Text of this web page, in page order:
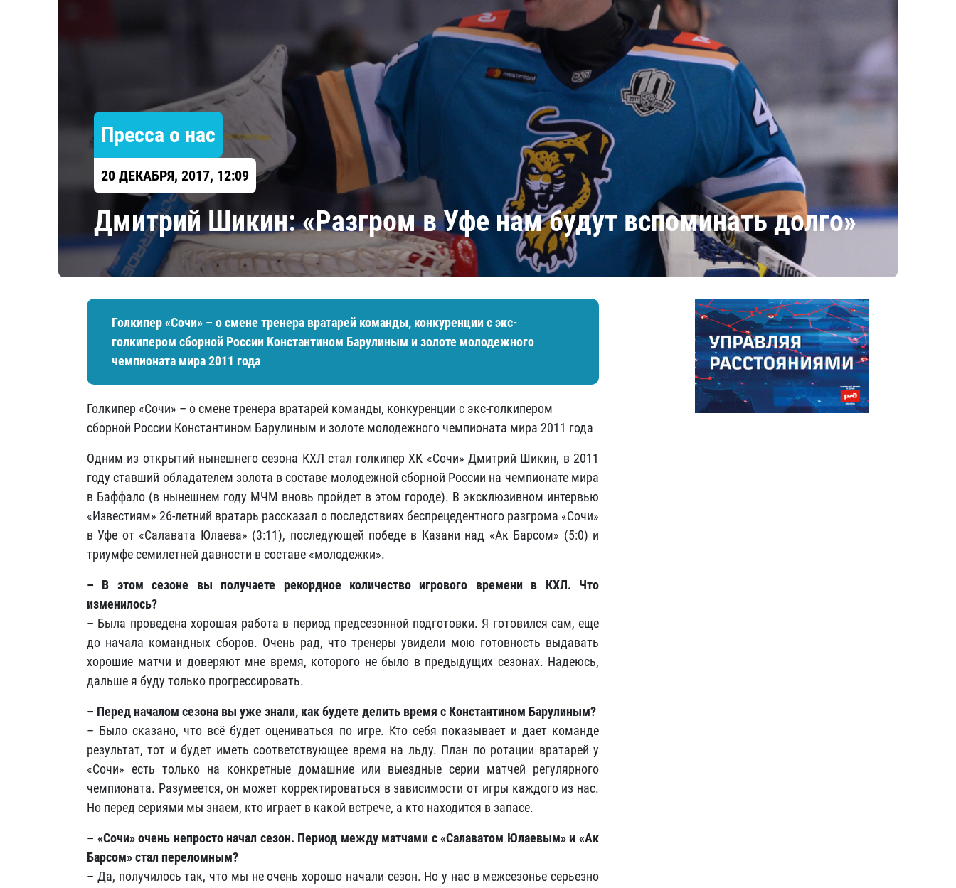
Шанхайские Драконы
Салават Юлаев
Сибирь
Пресса о нас
20 ДЕКАБРЯ, 2017, 12:09
Дмитрий Шикин: «Разгром в Уфе нам будут вспоминать долго»
Голкипер «Сочи» – о смене тренера вратарей команды, конкуренции с экс-
голкипером сборной России Константином Барулиным и золоте молодежного
чемпионата мира 2011 года
Голкипер «Сочи» – о смене тренера вратарей команды, конкуренции с экс-голкипером
сборной России Константином Барулиным и золоте молодежного чемпионата мира 2011 года
Одним из открытий нынешнего сезона КХЛ стал голкипер ХК «Сочи» Дмитрий Шикин, в 2011
году ставший обладателем золота в составе молодежной сборной России на чемпионате мира
в Баффало (в нынешнем году МЧМ вновь пройдет в этом городе). В эксклюзивном интервью
«Известиям» 26-летний вратарь рассказал о последствиях беспрецедентного разгрома «Сочи»
в Уфе от «Салавата Юлаева» (3:11), последующей победе в Казани над «Ак Барсом» (5:0) и
триумфе семилетней давности в составе «молодежки».
– В этом сезоне вы получаете рекордное количество игрового времени в КХЛ. Что
изменилось?
– Была проведена хорошая работа в период предсезонной подготовки. Я готовился сам, еще
до начала командных сборов. Очень рад, что тренеры увидели мою готовность выдавать
хорошие матчи и доверяют мне время, которого не было в предыдущих сезонах. Надеюсь,
дальше я буду только прогрессировать.
– Перед началом сезона вы уже знали, как будете делить время с Константином Барулиным?
– Было сказано, что всё будет оцениваться по игре. Кто себя показывает и дает команде
результат, тот и будет иметь соответствующее время на льду. План по ротации вратарей у
«Сочи» есть только на конкретные домашние или выездные серии матчей регулярного
чемпионата. Разумеется, он может корректироваться в зависимости от игры каждого из нас.
Но перед сериями мы знаем, кто играет в какой встрече, а кто находится в запасе.
– «Сочи» очень непросто начал сезон. Период между матчами с «Салаватом Юлаевым» и «Ак
Барсом» стал переломным?
– Да, получилось так, что мы не очень хорошо начали сезон. Но у нас в межсезонье серьезно